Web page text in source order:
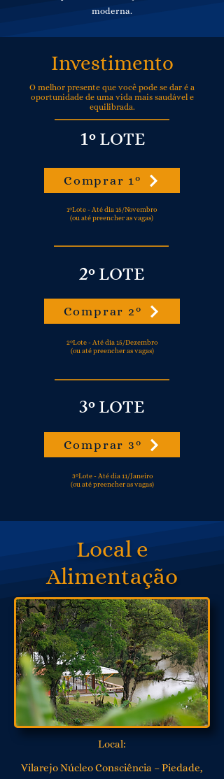
moderna.
Investimento
O melhor presente que você pode se dar é a
oportunidade de uma vida mais saudável e
equilibrada.
1º LOTE
Comprar 1º
1ºLote - Até dia 15/Novembro
(ou até preencher as vagas)
2º LOTE
Comprar 2º
2ºLote - Até dia 15/Dezembro
(ou até preencher as vagas)
3º LOTE
Comprar 3º
3ºLote - Até dia 11/Janeiro
(ou até preencher as vagas)
Local e
Alimentação
Local:
Vilarejo Núcleo Consciência – Piedade,